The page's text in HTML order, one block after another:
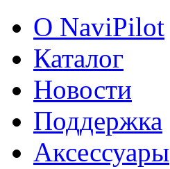
О NaviPilot
Каталог
Новости
Поддержка
Аксессуары